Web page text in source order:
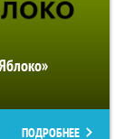
ПОДРОБНЕЕ